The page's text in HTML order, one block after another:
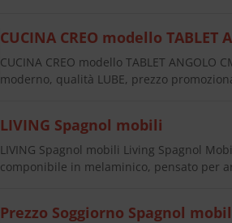
CUCINA CREO modello TABLET
CUCINA CREO modello TABLET ANGOLO
moderno, qualità LUBE, prezzo
LIVING Spagnol mobili
LIVING Spagnol mobili Living Spagnol
componibile in melaminico, pensato per
Prezzo Soggiorno Spagnol